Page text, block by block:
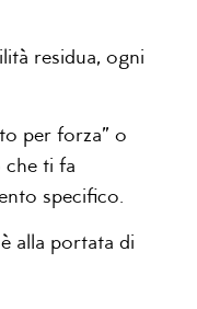
residua, ogni
per forza” o
che ti fa
specifico.
alla portata di